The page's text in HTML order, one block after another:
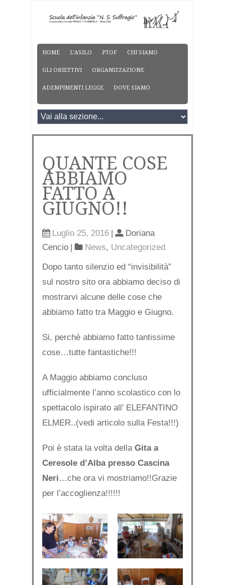
HOME L’ASILO PTOF CHI SIAMO
GLI OBIETTIVI ORGANIZZAZIONE
ADEMPIMENTI LEGGE DOVE SIAMO
QUANTE COSE
ABBIAMO
FATTO A
GIUGNO!!
Luglio 25, 2016 |
Doriana
Cencio | News, Uncategorized
Dopo tanto silenzio ed “invisibilità”
sul nostro sito ora abbiamo deciso di
mostrarvi alcune delle cose che
abbiamo fatto tra Maggio e Giugno.
Si, perchè abbiamo fatto tantissime
cose…tutte fantastiche!!!
A Maggio abbiamo concluso
ufficialmente l’anno scolastico con lo
spettacolo ispirato all’ ELEFANTINO
ELMER..(vedi articolo sulla Festa!!!)
Poi è stata la volta dellaGita a
Ceresole d’Alba presso Cascina
Neri…che ora vi mostriamo!!Grazie
per l’accoglienza!!!!!!